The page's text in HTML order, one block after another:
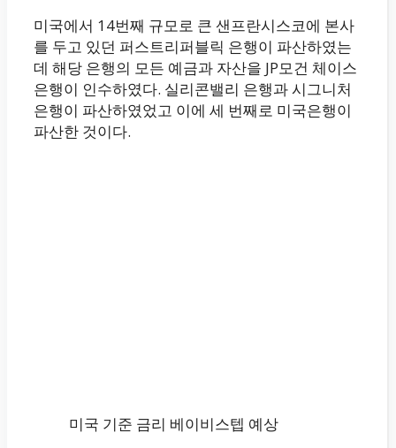
미국에서 14번째 규모로 큰 샌프란시스코에 본사
를 두고 있던 퍼스트리퍼블릭 은행이 파산하였는
데 해당 은행의 모든 예금과 자산을 JP모건 체이스
은행이 인수하였다. 실리콘밸리 은행과 시그니처
은행이 파산하였었고 이에 세 번째로 미국은행이
파산한 것이다.
미국 기준 금리 베이비스텝 예상